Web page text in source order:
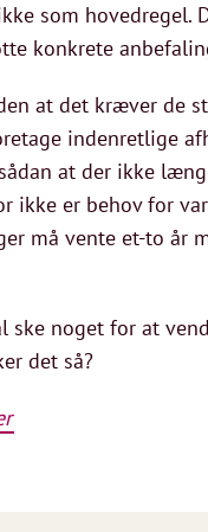
som
konkrete
at det kræver de
indenretlige
at der ikke
ikke er behov for
må vente et-to år
ske noget for at
det så?